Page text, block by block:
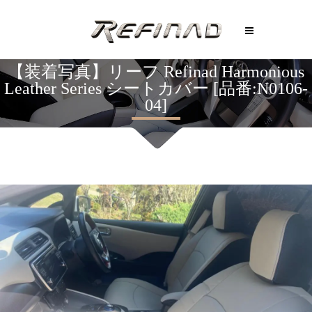
【装着写真】リーフ Refinad Harmonious
Leather Series シートカバー [品番:N0106-
04]